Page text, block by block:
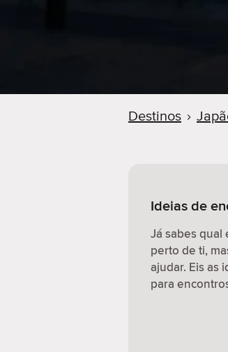
Destinos ›
Ideias de
Já sabes
perto de ti,
ajudar. Eis as
para